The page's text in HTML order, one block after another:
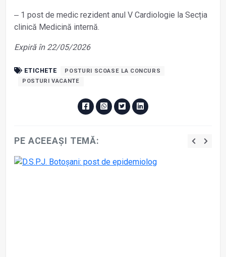
‒ 1 post de medic rezident anul V Cardiologie la Secția
clinică Medicină internă.
Expiră în 22/05/2026
ETICHETE
POSTURI SCOASE LA CONCURS
POSTURI VACANTE
PE ACEEAȘI TEMĂ: